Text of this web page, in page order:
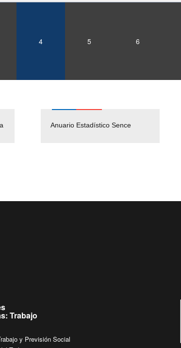
4 5 6
Anuario Estadístico Sence
Públicos
Solicitud Audiencias y
Trabajo
y Previsión Social